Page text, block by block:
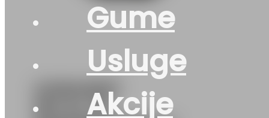
Gume
Usluge
Akcije
G215/45R17
91H XL FR